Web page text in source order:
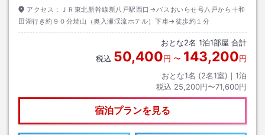
アクセス：
ＪＲ東北新幹線新八戸駅西口→バスおいらせ号八戸から十和
田湖行き約９０分焼山（奥入瀬渓流ホテル）下車→徒歩約１分
おとな2名 1泊1部屋 合計
税込 50,400円 〜 143,200円
おとな1名 (2名1室)｜ 1泊
税込 25,200円〜71,600円
宿泊プランを見る